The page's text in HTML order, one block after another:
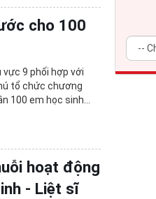
cho 100
vực 9 phối hợp với
tổ chức chương
100 em học sinh
hoạt động
- Liệt sĩ